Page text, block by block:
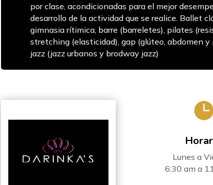
por clase, acondicionadas para el mejor
desarrollo de la actividad que se realice. Ballet
gimnasia rítimica, barre (barreletes), pilates
stretching (elasticidad), gap (glúteo, abdomen y
jazz (jazz urbanos y brodway jazz)

Lunes a
6:30 am a